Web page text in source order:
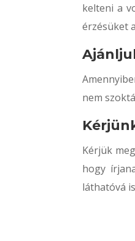
kelteni a
érzésüket
nem
Kérjük
hogy
láthatóvá